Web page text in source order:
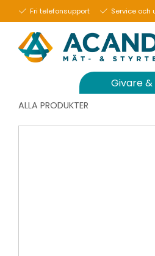
Fri telefonsupport Service och
Givare
ALLA PRODUKTER